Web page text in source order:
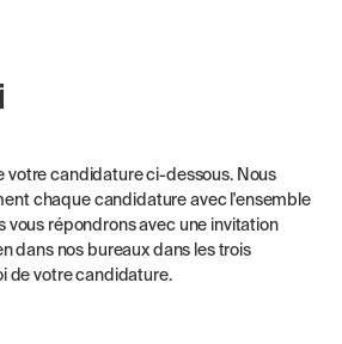
votre candidature ci-dessous. Nous
chaque candidature avec l'ensemble
vous répondrons avec une invitation
dans nos bureaux dans les trois
de votre candidature.